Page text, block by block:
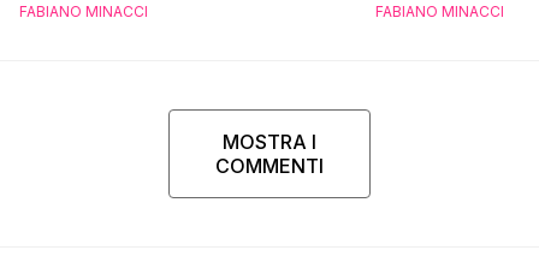
FABIANO MINACCI
l’esclusiva di
FABIANO MINACCI
MOSTRA I
COMMENTI